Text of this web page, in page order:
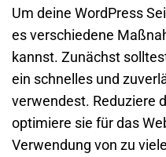
Um deine WordPress
es verschiedene
kannst. Zunächst
ein schnelles und
verwendest. Reduziere
optimiere sie für das
Verwendung von zu